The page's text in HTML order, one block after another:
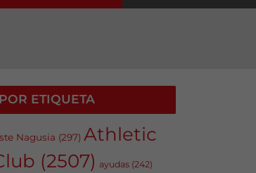
POR ETIQUETA
Nagusia (297) Athletic
(2507) ayudas (242)